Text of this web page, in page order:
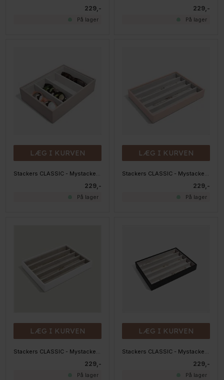
229,-
På lager
229,-
På lager
LÆG I KURVEN
Stackers CLASSIC - Mystacker - 4 rum, Taupe
229,-
På lager
LÆG I KURVEN
Stackers CLASSIC - Mystacker - 5 rum, Blush
229,-
På lager
LÆG I KURVEN
Stackers CLASSIC - Mystacker - 5 rum, HVID
229,-
På lager
LÆG I KURVEN
Stackers CLASSIC - Mystacker - 5 rum, Sort
229,-
På lager